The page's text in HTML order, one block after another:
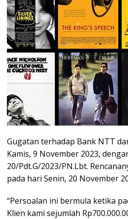
Gugatan terhadap Bank NTT
Kamis, 9 November 2023,
20/Pdt.G/2023/PN.Lbt.
pada hari Senin, 20 November
“Persoalan ini bermula ketika
Klien kami sejumlah